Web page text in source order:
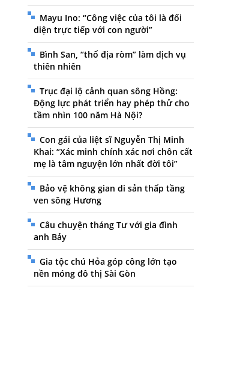
Mayu Ino: “Công việc của tôi là đối
diện trực tiếp với con người”
Bình San, “thổ địa ròm” làm dịch vụ
thiên nhiên
Trục đại lộ cảnh quan sông Hồng:
Động lực phát triển hay phép thử cho
tầm nhìn 100 năm Hà Nội?
Con gái của liệt sĩ Nguyễn Thị Minh
Khai: “Xác minh chính xác nơi chôn cất
mẹ là tâm nguyện lớn nhất đời tôi”
Bảo vệ không gian di sản thấp tầng
ven sông Hương
Câu chuyện tháng Tư với gia đình
anh Bảy
Gia tộc chú Hỏa góp công lớn tạo
nền móng đô thị Sài Gòn